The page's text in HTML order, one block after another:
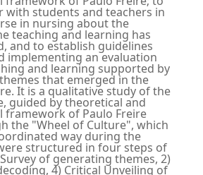
with students and teachers in
in nursing about the
teaching and learning has
and to establish guidelines
implementing an evaluation
and learning supported by
that emerged in the
It is a qualitative study of the
guided by theoretical and
framework of Paulo Freire
the "Wheel of Culture", which
way during the
structured in four steps of
of generating themes, 2)
4) Critical Unveiling of